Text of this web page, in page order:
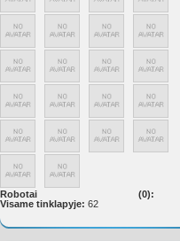
Robotai
(0):
Visame tinklapyje: 62